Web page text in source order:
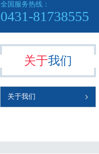
全国服务热线：
0431-81738555
关于我们
关于我们